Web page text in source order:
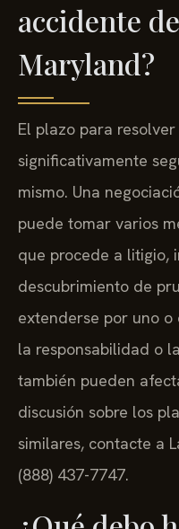
accidente
Maryland?
El plazo para
significativamente
mismo. Una
puede tomar varios
que procede a litigio,
descubrimiento de
extenderse por uno o
la responsabilidad o
también pueden
discusión sobre los
similares, contacte a
(888) 437-7747.